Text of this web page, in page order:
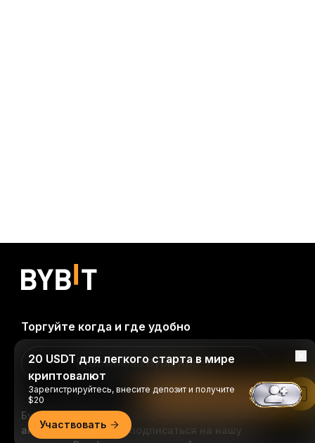
Будьте первыми, кто получит важные инсайты и
анализ криптомира: подписаться на нашу
Торгуйте когда и где удобно
Download Bybit App
20 USDT для легкого старта в мире
криптовалют
Зарегистрируйтесь, внесите депозит и получите
$20
Участвовать
Читать в приложении Bybit